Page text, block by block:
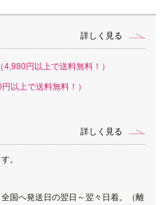
詳しく見る
（4,980円以上で送料無料！）
円以上で送料無料！）
詳しく見る
。
国へ発送日の翌日～翌々日着。（離